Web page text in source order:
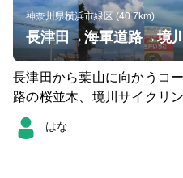
神奈川県横浜市緑区 (40.7km)
長津田から葉山に向かうコ
路の桜並木、境川サイクリ
島スチールハーバー鎌倉逗
社まで海の光と風を全身で
はな